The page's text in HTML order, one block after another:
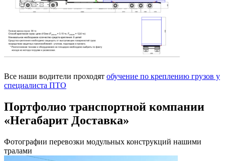
Все наши водители проходят обучение по креплению грузов у
специалиста ПТО
Портфолио транспортной компании
«Негабарит Доставка»
Фотографии перевозки модульных конструкций нашими
тралами